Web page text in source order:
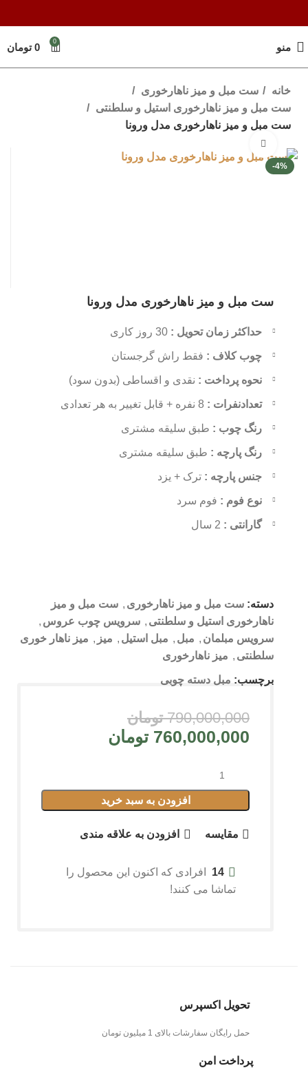
منو 0
0 تومان
خانه
ست مبل و میز ناهارخوری
ست مبل و میز ناهارخوری استیل و سلطنتی
ست مبل و میز ناهارخوری مدل ورونا
-4%
ست مبل و میز ناهارخوری مدل ورونا
حداکثر زمان تحویل :
چوب کلاف : فقط راش گرجستان
نحوه پرداخت : نقدی و اقساطی (بدون سود)
تعدادنفرات :
رنگ چوب : طبق سلیقه مشتری
رنگ پارچه : طبق سلیقه مشتری
جنس پارچه : ترک + یزد
نوع فوم : فوم سرد
گارانتی :
دسته: ست مبل و میز ناهارخوری , ست مبل و میز
ناهارخوری استیل و سلطنتی , سرویس چوب عروس ,
سرویس مبلمان , مبل , مبل استیل , میز , میز ناهار خوری
سلطنتی , میز ناهارخوری
برچسب: مبل دسته چوبی
790,000,000 تومان
760,000,000 تومان
افزودن به سبد خرید
مقايسه افزودن به علاقه مندی
14
افرادی که اکنون این محصول را
تماشا می کنند!
تحویل اکسپرس
حمل رایگان سفارشات بالای 1 میلیون تومان
پرداخت امن